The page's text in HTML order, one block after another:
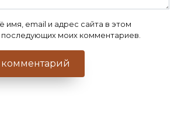
имя, email и адрес сайта в этом
последующих моих комментариев.